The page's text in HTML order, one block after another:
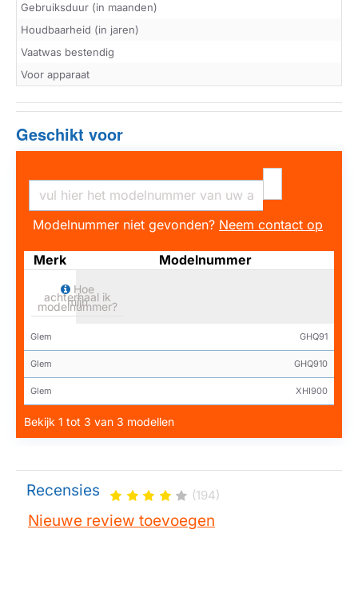
Gebruiksduur (in maanden)
Houdbaarheid (in jaren)
Vaatwas bestendig
Voor apparaat
Geschikt voor
Modelnummer niet gevonden? Neem contact op
Merk Modelnummer
Hoe
achterhaal ik
mijn
modelnummer?
Glem GHQ91
Glem GHQ910
Glem XHI900
Bekijk 1 tot 3 van 3 modellen
Recensies (194)
Nieuwe review toevoegen